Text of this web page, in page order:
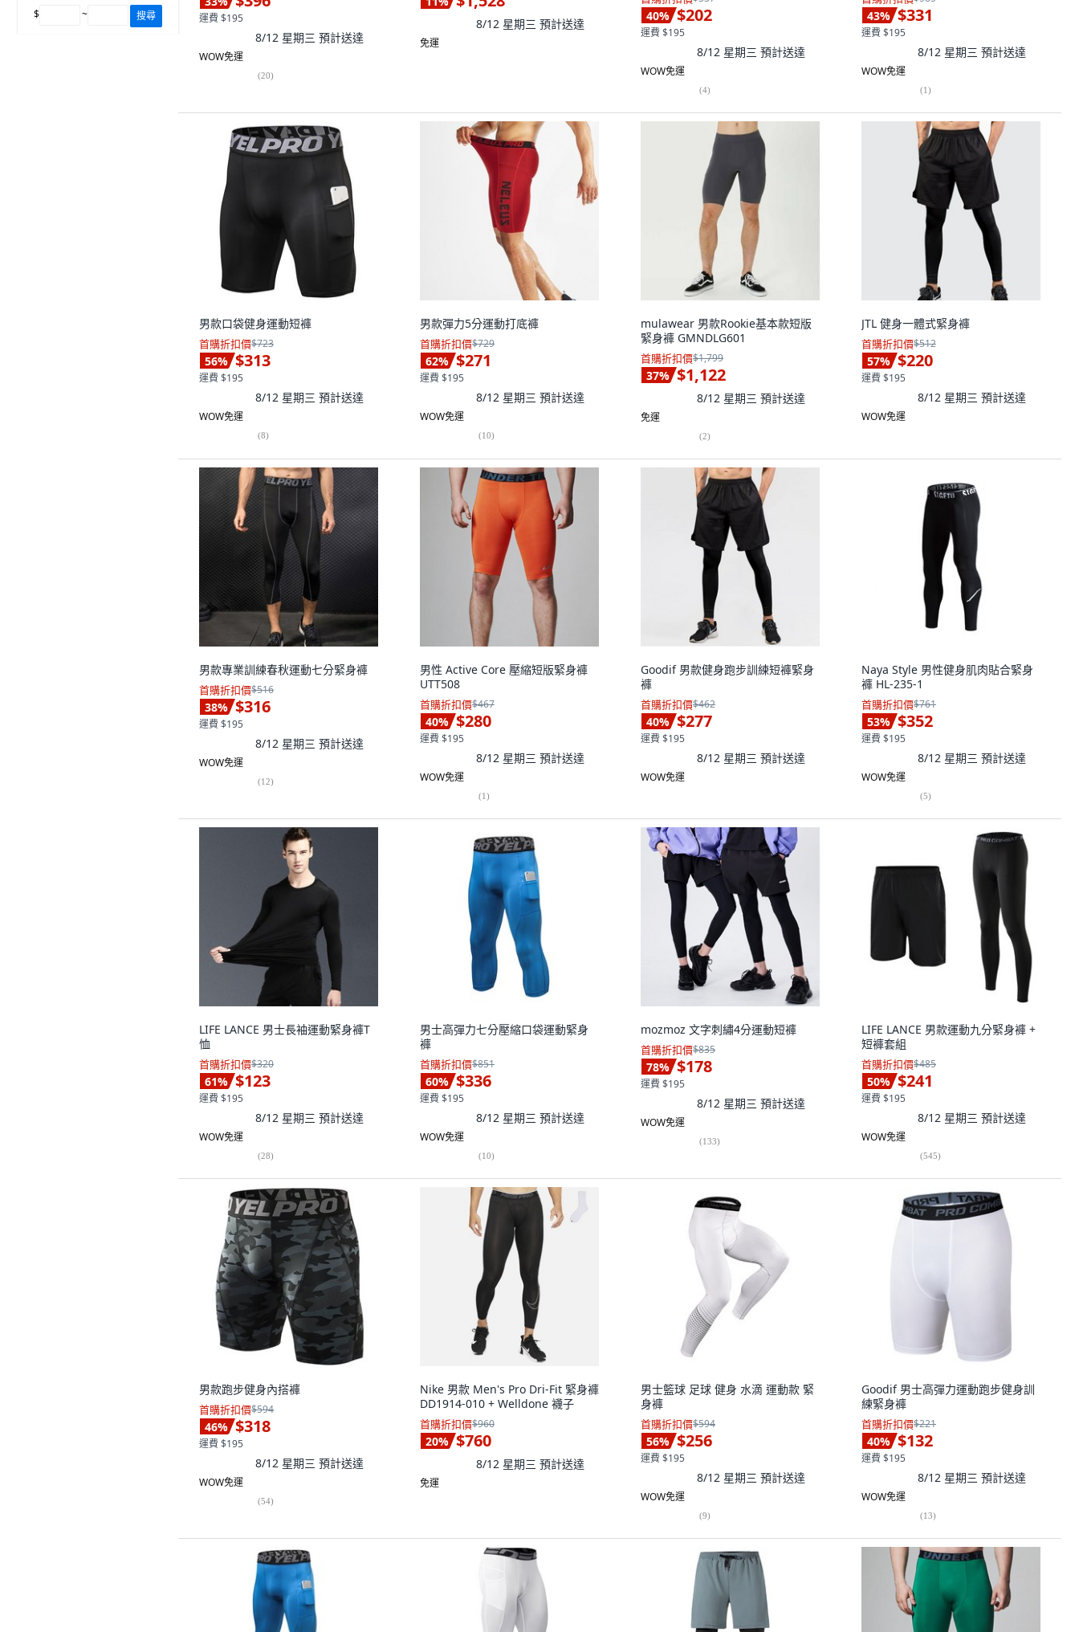
$ ~ 搜尋 運費 $195
8/12 星期三 預計送達
WOW免運
(20)
8/12 星期三 預計送達
免運
40% $202
運費 $195
8/12 星期三 預計送達
WOW免運
(4)
43% $331
運費 $195
8/12 星期三 預計送達
WOW免運
(1)
男款口袋健身運動短褲
首購折扣價$723
56% $313
運費 $195
8/12 星期三 預計送達
WOW免運
(8)
男款彈力5分運動打底褲
首購折扣價$729
62% $271
運費 $195
8/12 星期三 預計送達
WOW免運
(10)
mulawear 男款Rookie基本款短版
緊身褲 GMNDLG601
首購折扣價$1,799
37% $1,122
8/12 星期三 預計送達
免運
(2)
JTL 健身一體式緊身褲
首購折扣價$512
57% $220
運費 $195
8/12 星期三 預計送達
WOW免運
男款專業訓練春秋運動七分緊身褲
首購折扣價$516
38% $316
運費 $195
8/12 星期三 預計送達
WOW免運
(12)
男性 Active Core 壓縮短版緊身褲
UTT508
首購折扣價$467
40% $280
運費 $195
8/12 星期三 預計送達
WOW免運
(1)
Goodif 男款健身跑步訓練短褲緊身
褲
首購折扣價$462
40% $277
運費 $195
8/12 星期三 預計送達
WOW免運
Naya Style 男性健身肌肉貼合緊身
褲 HL-235-1
首購折扣價$761
53% $352
運費 $195
8/12 星期三 預計送達
WOW免運
(5)
LIFE LANCE 男士長袖運動緊身褲T
恤
首購折扣價$320
61% $123
運費 $195
8/12 星期三 預計送達
WOW免運
(28)
男士高彈力七分壓縮口袋運動緊身
褲
首購折扣價$851
60% $336
運費 $195
8/12 星期三 預計送達
WOW免運
(10)
mozmoz 文字刺繡4分運動短褲
首購折扣價$835
78% $178
運費 $195
8/12 星期三 預計送達
WOW免運
(133)
LIFE LANCE 男款運動九分緊身褲 +
短褲套組
首購折扣價$485
50% $241
運費 $195
8/12 星期三 預計送達
WOW免運
(545)
男款跑步健身內搭褲
首購折扣價$594
46% $318
運費 $195
8/12 星期三 預計送達
WOW免運
(54)
Nike 男款 Men's Pro Dri-Fit 緊身褲
DD1914-010 + Welldone 襪子
首購折扣價$960
20% $760
8/12 星期三 預計送達
免運
男士籃球 足球 健身 水滴 運動款 緊
身褲
首購折扣價$594
56% $256
運費 $195
8/12 星期三 預計送達
WOW免運
(9)
Goodif 男士高彈力運動跑步健身訓
練緊身褲
首購折扣價$221
40% $132
運費 $195
8/12 星期三 預計送達
WOW免運
(13)